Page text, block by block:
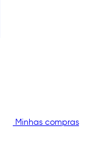
Minhas compras